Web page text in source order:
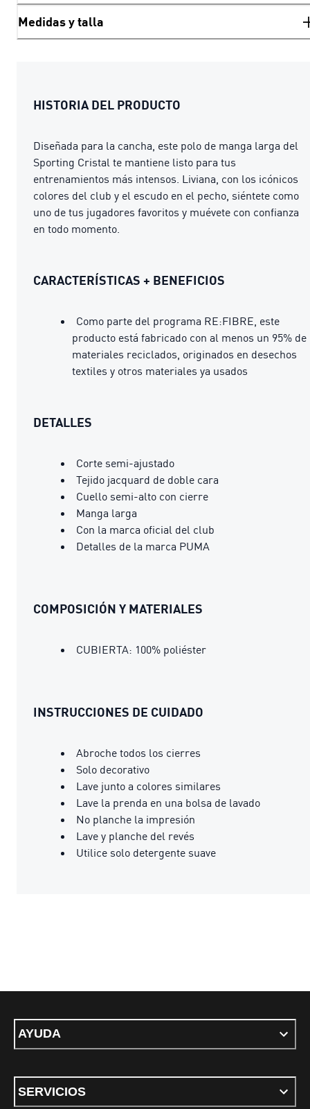
Medidas y talla
HISTORIA DEL PRODUCTO
Diseñada para la cancha, este polo de manga larga del
Sporting Cristal te mantiene listo para tus
entrenamientos más intensos. Liviana, con los icónicos
colores del club y el escudo en el pecho, siéntete como
uno de tus jugadores favoritos y muévete con confianza
en todo momento.
CARACTERÍSTICAS + BENEFICIOS
Como parte del programa RE:FIBRE, este
producto está fabricado con al menos un 95% de
materiales reciclados, originados en desechos
textiles y otros materiales ya usados
DETALLES
Corte semi-ajustado
Tejido jacquard de doble cara
Cuello semi-alto con cierre
Manga larga
Con la marca oficial del club
Detalles de la marca PUMA
COMPOSICIÓN Y MATERIALES
CUBIERTA: 100% poliéster
INSTRUCCIONES DE CUIDADO
Abroche todos los cierres
Solo decorativo
Lave junto a colores similares
Lave la prenda en una bolsa de lavado
No planche la impresión
Lave y planche del revés
Utilice solo detergente suave
AYUDA
SERVICIOS